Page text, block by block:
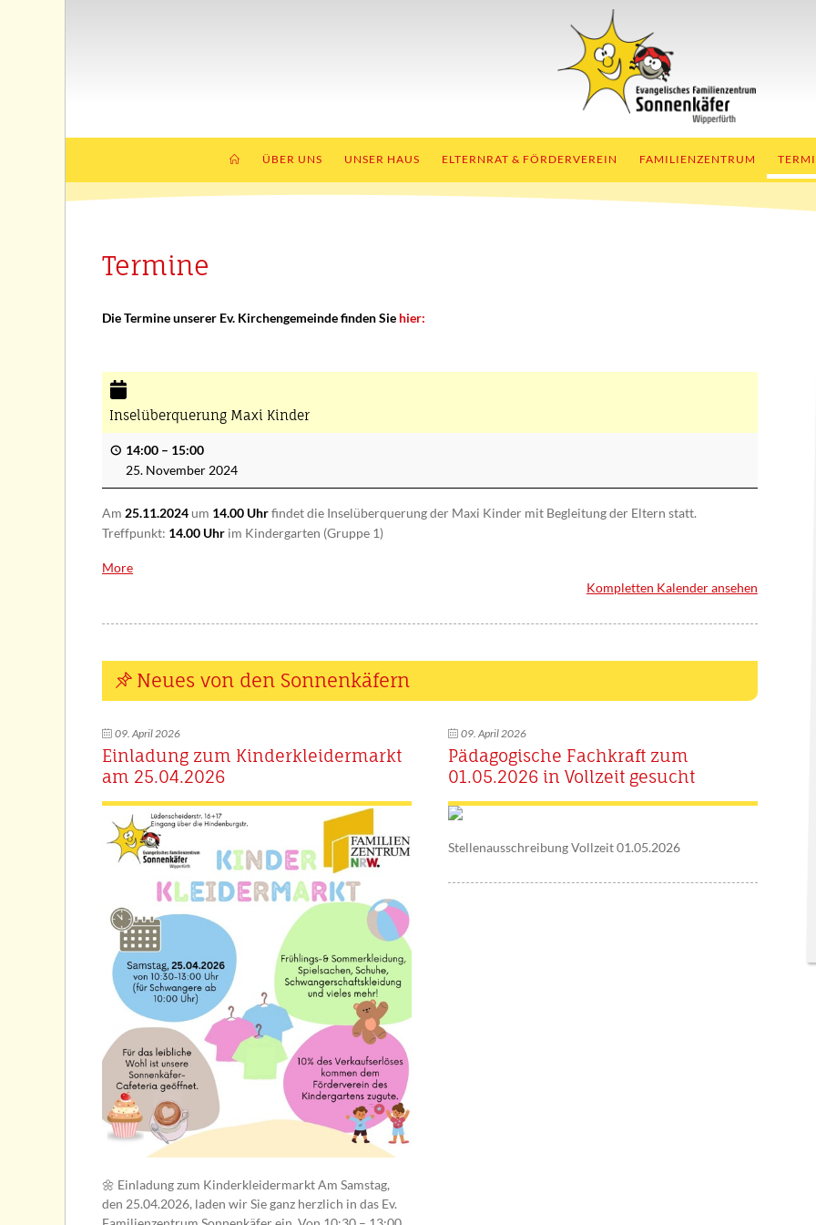
ÜBER UNS UNSER HAUS ELTERNRAT & FÖRDERVEREIN FAMILIENZENTRUM
Termine
Die Termine unserer Ev. Kirchengemeinde finden Sie hier:
Inselüberquerung Maxi Kinder
14:00 – 15:00
25. November 2024
Am 25.11.2024 um 14.00 Uhrfindet die Inselüberquerung der Maxi Kinder mit Begleitung der Eltern statt.
Treffpunkt: 14.00 Uhr im Kindergarten (Gruppe 1)
More
Kompletten Kalender ansehen
Neues von den Sonnenkäfern
09. April 2026
Einladung zum Kinderkleidermarkt
am 25.04.2026
🌼 Einladung zum Kinderkleidermarkt Am Samstag,
den 25.04.2026, laden wir Sie ganz herzlich in das Ev.
09. April 2026
Pädagogische Fachkraft zum
01.05.2026 in Vollzeit gesucht
Stellenausschreibung Vollzeit 01.05.2026